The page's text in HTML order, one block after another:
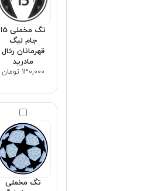
تگ مخملی 15
جام لیگ
قهرمانان رئال
مادرید
130,000 تومان
تگ مخملی